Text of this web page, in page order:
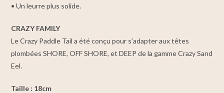
• Un leurre plus solide.
CRAZY FAMILY
Le Crazy Paddle Tail a été conçu pour s’adapter aux têtes
plombées SHORE, OFF SHORE, et DEEP de la gamme Crazy Sand
Eel.
Taille : 18cm